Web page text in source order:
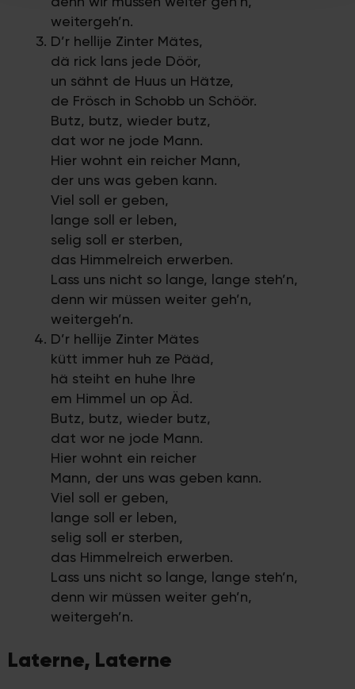
haben oder die sie im Rahmen Ihrer Nutzung der Dienste
gesammelt haben.
weitergeh’n.
D’r hellije Zinter Mätes,
dä rick lans jede Döör,
un sähnt de Huus un Hätze,
de Frösch in Schobb un Schöör.
Butz, butz, wieder butz,
dat wor ne jode Mann.
Hier wohnt ein reicher Mann,
der uns was geben kann.
Viel soll er geben,
lange soll er leben,
selig soll er sterben,
das Himmelreich erwerben.
Lass uns nicht so lange, lange steh’n,
denn wir müssen weiter geh’n,
weitergeh’n.
D’r hellije Zinter Mätes
kütt immer huh ze Pääd,
hä steiht en huhe Ihre
em Himmel un op Äd.
Butz, butz, wieder butz,
dat wor ne jode Mann.
Hier wohnt ein reicher
Mann, der uns was geben kann.
Viel soll er geben,
lange soll er leben,
selig soll er sterben,
das Himmelreich erwerben.
Lass uns nicht so lange, lange steh’n,
denn wir müssen weiter geh’n,
weitergeh’n.
Laterne, Laterne